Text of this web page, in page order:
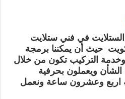
الستلايت في فني ستلايت
حيث أن يمكننا برمجة
وخدمة التركيب تكون من خلال
ويعملون بحرفية
اربع وعشرون ساعة ونعمل